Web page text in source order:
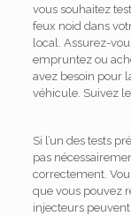
vous souhaitez
feux noid dans
local.
Assurez-
empruntez ou
avez besoin pour
véhicule. Suivez
Si l’un des tests
pas
correctement.
que vous pouvez
injecteurs